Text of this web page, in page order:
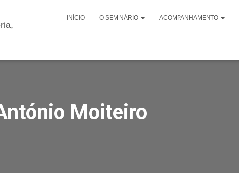
INÍCIO O SEMINÁRIO ACOMPANHAMENTO
Moiteiro